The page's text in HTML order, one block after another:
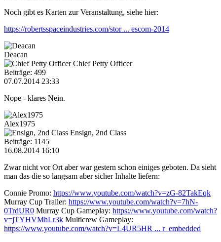
Noch gibt es Karten zur Veranstaltung, siehe hier:
https://robertsspaceindustries.com/stor ... escom-2014
Deacan
Chief Petty Officer
Beiträge: 499
07.07.2014 23:33
Nope - klares Nein.
Alex1975
Ensign, 2nd Class
Beiträge: 1145
16.08.2014 16:10
Zwar nicht vor Ort aber war gestern schon einiges geboten. Da sieht
man das die so langsam aber sicher Inhalte liefern:
Connie Promo: https://www.youtube.com/watch?v=zG-82TakEqk
Murray Cup Trailer: https://www.youtube.com/watch?v=7hN-
0TrdUR0 Murray Cup Gameplay: https://www.youtube.com/watch?
v=jTYHVMhLr3k Multicrew Gameplay:
https://www.youtube.com/watch?v=L4UR5HR ... r_embedded